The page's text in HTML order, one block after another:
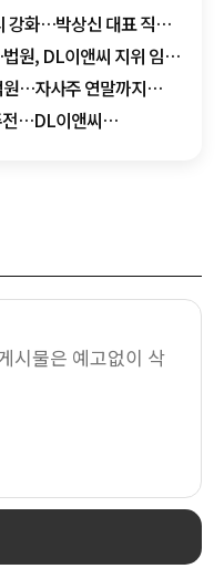
강화…박상신 대표 직접
원, DL이앤씨 지위 임시
…자사주 연말까지
전…DL이앤씨